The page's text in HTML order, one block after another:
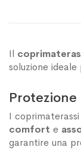
Il
soluzione
I
comfort e
garantire una